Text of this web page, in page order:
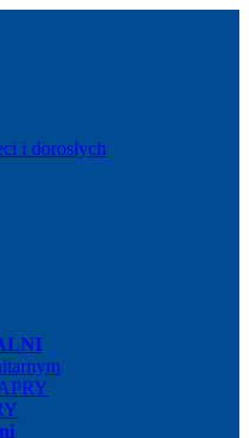
i dorosłych